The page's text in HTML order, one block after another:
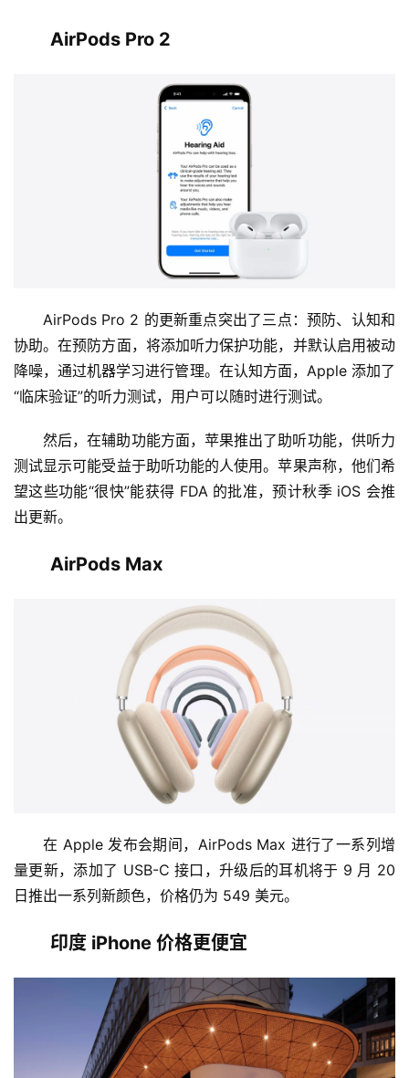
AirPods Pro 2
AirPods Pro 2 的更新重点突出了三点：预防、认知和
协助。在预防方面，将添加听力保护功能，并默认启用被动
降噪，通过机器学习进行管理。在认知方面，Apple 添加了
“临床验证”的听力测试，用户可以随时进行测试。
然后，在辅助功能方面，苹果推出了助听功能，供听力
测试显示可能受益于助听功能的人使用。苹果声称，他们希
望这些功能“很快”能获得 FDA 的批准，预计秋季 iOS 会推
出更新。
AirPods Max
在 Apple 发布会期间，AirPods Max 进行了一系列增
量更新，添加了 USB-C 接口，升级后的耳机将于 9 月 20
日推出一系列新颜色，价格仍为 549 美元。
印度 iPhone 价格更便宜